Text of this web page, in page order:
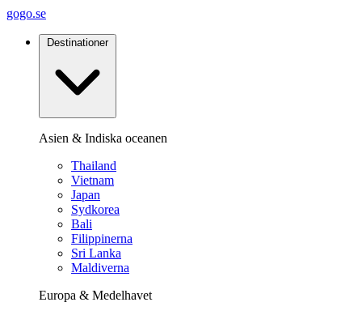
gogo.se
Destinationer
Asien & Indiska oceanen
Thailand
Vietnam
Japan
Sydkorea
Bali
Filippinerna
Sri Lanka
Maldiverna
Europa & Medelhavet